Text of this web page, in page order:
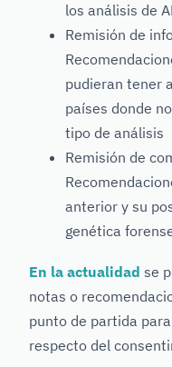
los análisis de
Remisión de
pudieran tener
países donde
tipo de análisis
Remisión de
anterior y su
genética
En la actualidad se
notas o
punto de partida
respecto del